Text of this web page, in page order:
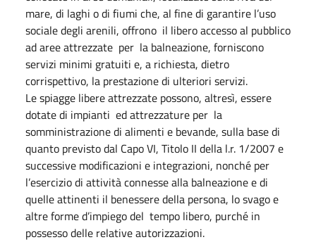
mare, di laghi o di fiumi che, al fine di garantire l’uso
sociale degli arenili, offrono il libero accesso al pubblico
ad aree attrezzate per la balneazione, forniscono
servizi minimi gratuiti e, a richiesta, dietro
corrispettivo, la prestazione di ulteriori servizi.
Le spiagge libere attrezzate possono, altresì, essere
dotate di impianti ed attrezzature per la
somministrazione di alimenti e bevande, sulla base di
quanto previsto dal Capo VI, Titolo II della l.r. 1/2007 e
successive modificazioni e integrazioni, nonché per
l’esercizio di attività connesse alla balneazione e di
quelle attinenti il benessere della persona, lo svago e
altre forme d’impiego del tempo libero, purché in
possesso delle relative autorizzazioni.